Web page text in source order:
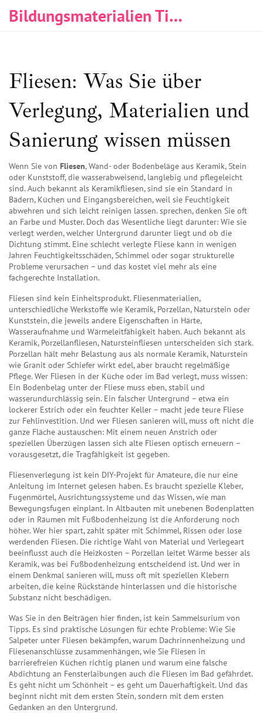
Bildungsmaterialien Tischlerei & Immobilien
Fliesen: Was Sie über
Verlegung, Materialien und
Sanierung wissen müssen
Wenn Sie von Fliesen,Wand- oder Bodenbeläge aus Keramik, Stein
oder Kunststoff, die wasserabweisend, langlebig und pflegeleicht
sind. Auch bekannt als Keramikfliesen, sind sie ein Standard in
Bädern, Küchen und Eingangsbereichen, weil sie Feuchtigkeit
abwehren und sich leicht reinigen lassen. sprechen, denken Sie oft
an Farbe und Muster. Doch das Wesentliche liegt darunter: Wie sie
verlegt werden, welcher Untergrund darunter liegt und ob die
Dichtung stimmt. Eine schlecht verlegte Fliese kann in wenigen
Jahren Feuchtigkeitsschäden, Schimmel oder sogar strukturelle
Probleme verursachen – und das kostet viel mehr als eine
fachgerechte Installation.
Fliesen sind kein Einheitsprodukt. Fliesenmaterialien,
unterschiedliche Werkstoffe wie Keramik, Porzellan, Naturstein oder
Kunststein, die jeweils andere Eigenschaften in Härte,
Wasseraufnahme und Wärmeleitfähigkeit haben. Auch bekannt als
Keramik, Porzellanfliesen, Natursteinfliesen unterscheiden sich stark.
Porzellan hält mehr Belastung aus als normale Keramik, Naturstein
wie Granit oder Schiefer wirkt edel, aber braucht regelmäßige
Pflege. Wer Fliesen in der Küche oder im Bad verlegt, muss wissen:
Ein Bodenbelag unter der Fliese muss eben, stabil und
wasserundurchlässig sein. Ein falscher Untergrund – etwa ein
lockerer Estrich oder ein feuchter Keller – macht jede teure Fliese
zur Fehlinvestition. Und wer Fliesen sanieren will, muss oft nicht die
ganze Fläche austauschen: Mit einem neuen Anstrich oder
speziellen Überzügen lassen sich alte Fliesen optisch erneuern –
vorausgesetzt, die Tragfähigkeit ist gegeben.
Fliesenverlegung ist kein DIY-Projekt für Amateure, die nur eine
Anleitung im Internet gelesen haben. Es braucht spezielle Kleber,
Fugenmörtel, Ausrichtungssysteme und das Wissen, wie man
Bewegungsfugen einplant. In Altbauten mit unebenen Bodenplatten
oder in Räumen mit Fußbodenheizung ist die Anforderung noch
höher. Wer hier spart, zahlt später mit Schimmel, Rissen oder lose
werdenden Fliesen. Die richtige Wahl von Material und Verlegeart
beeinflusst auch die Heizkosten – Porzellan leitet Wärme besser als
Keramik, was bei Fußbodenheizung entscheidend ist. Und wer in
einem Denkmal sanieren will, muss oft mit speziellen Klebern
arbeiten, die keine Rückstände hinterlassen und die historische
Substanz nicht beschädigen.
Was Sie in den Beiträgen hier finden, ist kein Sammelsurium von
Tipps. Es sind praktische Lösungen für echte Probleme: Wie Sie
Salpeter unter Fliesen bekämpfen, warum Dachrinnenheizung und
Fliesenanschlüsse zusammenhängen, wie Sie Fliesen in
barrierefreien Küchen richtig planen und warum eine falsche
Abdichtung an Fensterlaibungen auch die Fliesen im Bad gefährdet.
Es geht nicht um Schönheit – es geht um Dauerhaftigkeit. Und das
beginnt nicht mit dem ersten Stein, sondern mit dem ersten
Gedanken an den Untergrund.